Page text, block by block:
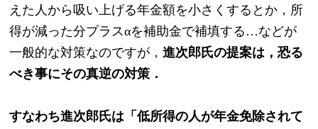
えた人から吸い上げる年金額を小さくするとか，所
得が減った分プラスαを補助金で補填する…などが
一般的な対策なのですが，進次郎氏の提案は，恐る
べき事にその真逆の対策．
すなわち進次郎氏は「低所得の人が年金免除されて